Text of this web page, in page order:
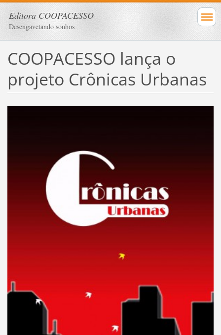
Editora COOPACESSO
Desengavetando sonhos
COOPACESSO lança o
projeto Crônicas Urbanas